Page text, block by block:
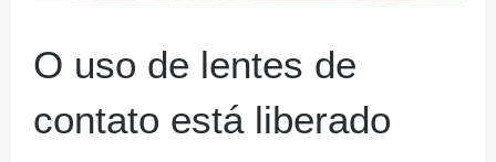
O uso de lentes de
contato está liberado